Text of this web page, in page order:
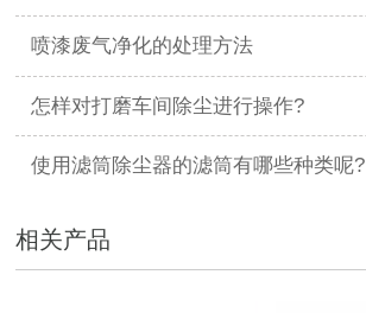
喷漆废气净化的处理方法
怎样对打磨车间除尘进行操作?
使用滤筒除尘器的滤筒有哪些种类呢?
相关产品